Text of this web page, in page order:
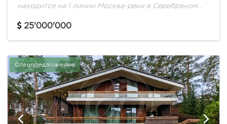
находится на 1 линии Москва-реки в Серебряном
газ.вода, электричество Есть разрешение на
25'000'000
Спецпредложение